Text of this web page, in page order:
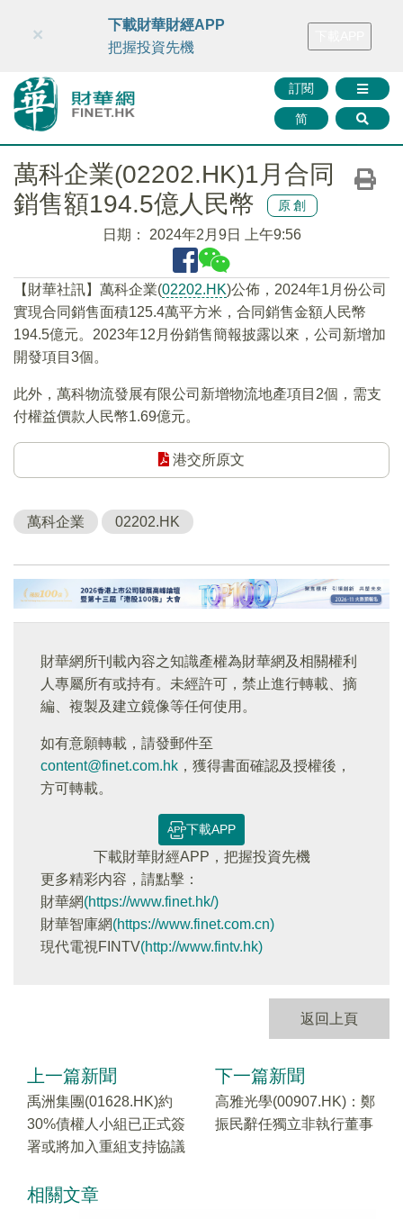
財華智庫網 FINTV FINMETA 財華證券 媒體矩陣
訂閱
简
×
下載財華財經APP
把握投資先機
萬科企業(02202.HK)1月合同
銷售額194.5億人民幣
原創
日期： 2024年2月9日 上午9:56
【財華社訊】萬科企業(02202.HK)公佈，2024年1月份公司
實現合同銷售面積125.4萬平方米，合同銷售金額人民幣
194.5億元。2023年12月份銷售簡報披露以來，公司新增加
開發項目3個。
此外，萬科物流發展有限公司新增物流地產項目2個，需支
付權益價款人民幣1.69億元。
港交所原文
萬科企業 02202.HK
財華網所刊載內容之知識產權為財華網及相關權利
人專屬所有或持有。未經許可，禁止進行轉載、摘
編、複製及建立鏡像等任何使用。
如有意願轉載，請發郵件至
content@finet.com.hk ，獲得書面確認及授權後，
方可轉載。
下載APP
下載財華財經APP，把握投資先機
更多精彩内容，請點擊：
財華網(https://www.finet.hk/)
財華智庫網(https://www.finet.com.cn)
現代電視FINTV(http://www.fintv.hk)
返回上頁
上一篇新聞
禹洲集團(01628.HK)約
30%債權人小組已正式簽
署或將加入重組支持協議
下一篇新聞
高雅光學(00907.HK)：鄭
振民辭任獨立非執行董事
相關文章